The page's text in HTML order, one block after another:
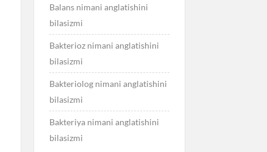
Balans nimani anglatishini
bilasizmi
Bakterioz nimani anglatishini
bilasizmi
Bakteriolog nimani anglatishini
bilasizmi
Bakteriya nimani anglatishini
bilasizmi